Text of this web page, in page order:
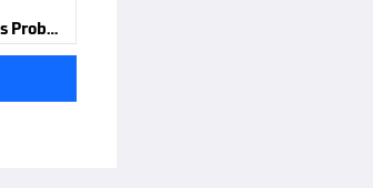
Wird er schon zu Adeyemis Problem?